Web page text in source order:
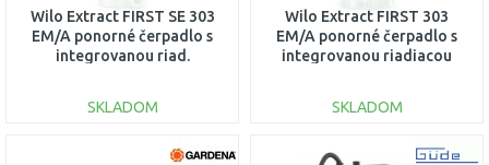
Wilo Extract FIRST SE 303
EM/A ponorné čerpadlo s
integrovanou riad.
SKLADOM
DO KOŠÍKA
Wilo Extract FIRST 303
EM/A ponorné čerpadlo s
integrovanou riadiacou
SKLADOM
DO KOŠÍKA